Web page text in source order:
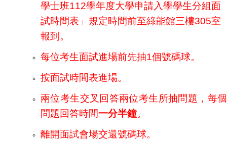
學士班112學年度大學申請入學學生分組面
試時間表」規定時間前至綠能館三樓305室
報到。
每位考生面試進場前先抽1個號碼球。
按面試時間表進場。
兩位考生交叉回答兩位考生所抽問題，每個
問題回答時間一分半鐘。
離開面試會場交還號碼球。